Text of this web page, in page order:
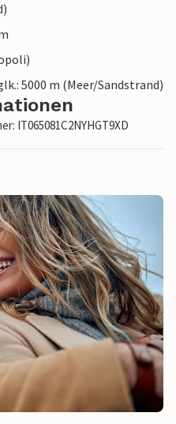
5000 m (Meer/Sandstrand)
IT065081C2NYHGT9XD